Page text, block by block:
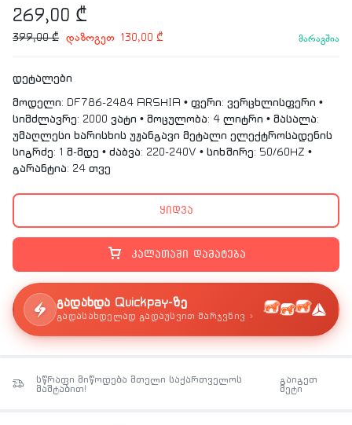
269,00 ₾
399,00₾ დაზოგეთ 130,00 ₾ მარაგშია
დეტალები
მოდელი: DF786-2484 ARSHIA • ფერი: ვერცხლისფერი •
სიმძლავრე: 2000 ვატი • მოცულობა: 4 ლიტრი • მასალა:
უმაღლესი ხარისხის უჟანგავი მეტალი ელექტროსადენის
სიგრძე: 1 მ-მდე • ძაბვა: 220-240V • სიხშირე: 50/60HZ •
გარანტია: 24 თვე
კალათაში დამატება
ყიდვა
გადახდა Quickpay-ზე
გადასახდელად გადაუსვით მარჯვნივ ›
სწრაფი მიწოდება მთელი საქართველოს
მაშტაბით!
გაიგეთ
მეტი